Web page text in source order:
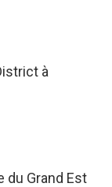
à
du Grand Est